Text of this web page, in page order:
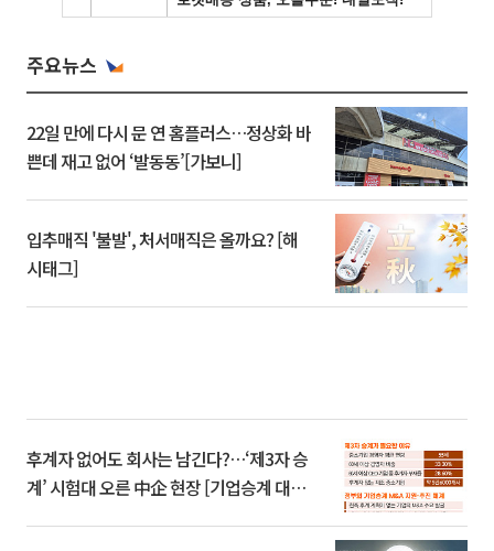
주요뉴스
22일 만에 다시 문 연 홈플러스…정상화 바
쁜데 재고 없어 ‘발동동’[가보니]
입추매직 '불발', 처서매직은 올까요? [해
시태그]
후계자 없어도 회사는 남긴다?…‘제3자 승
계’ 시험대 오른 中企 현장 [기업승계 대전